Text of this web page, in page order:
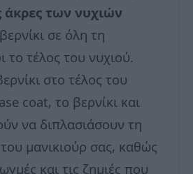
άκρες των νυχιών
σε όλη τη
το τέλος του νυχιού.
στο τέλος του
coat, το βερνίκι και
να διπλασιάσουν τη
μανικιούρ σας, καθώς
και τις ζημιές που